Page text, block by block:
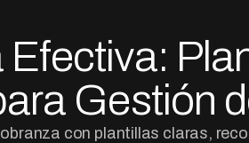
Gestión
con plantillas claras,